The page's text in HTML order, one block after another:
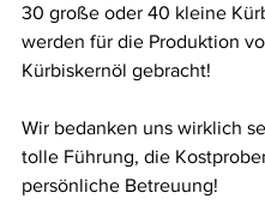
30 große oder 40 kleine
werden für die Produktion
Kürbiskernöl gebracht!
Wir bedanken uns wirklich
tolle Führung, die
persönliche Betreuung!